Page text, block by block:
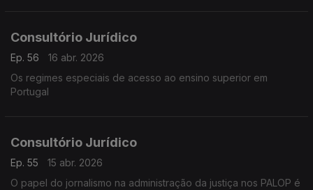
Consultório Jurídico
Ep. 56
16 abr. 2026
Os regimes especiais de acesso ao ensino superior em
Portugal
Consultório Jurídico
Ep. 55
15 abr. 2026
O papel do jornalismo na administração da justiça nos PALOP é